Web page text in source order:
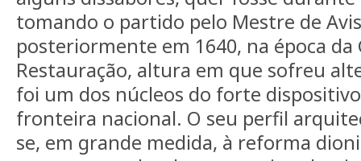
tomando o partido pelo Mestre de
posteriormente em 1640, na época da
Restauração, altura em que sofreu
foi um dos núcleos do forte
fronteira nacional. O seu perfil
se, em grande medida, à reforma